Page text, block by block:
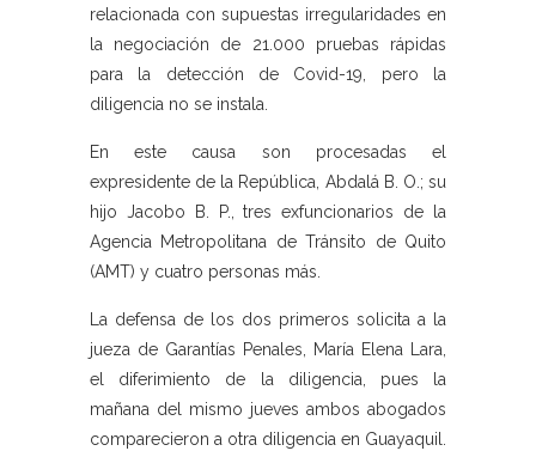
relacionada con supuestas irregularidades en
la negociación de 21.000 pruebas rápidas
para la detección de Covid-19, pero la
diligencia no se instala.
En este causa son procesadas el
expresidente de la República, Abdalá B. O.; su
hijo Jacobo B. P., tres exfuncionarios de la
Agencia Metropolitana de Tránsito de Quito
(AMT) y cuatro personas más.
La defensa de los dos primeros solicita a la
jueza de Garantías Penales, María Elena Lara,
el diferimiento de la diligencia, pues la
mañana del mismo jueves ambos abogados
comparecieron a otra diligencia en Guayaquil.